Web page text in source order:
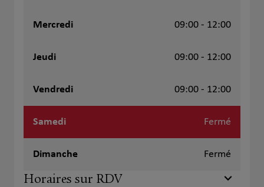
Mercredi 09:00 - 12:00
Jeudi 09:00 - 12:00
Vendredi 09:00 - 12:00
Samedi Fermé
Dimanche Fermé
Horaires sur RDV